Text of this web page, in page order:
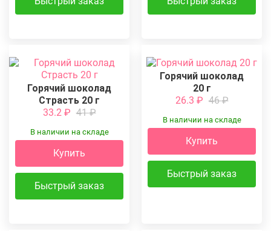
Горячий шоколад
Страсть 20 г
33.2 ₽ 41₽
В наличии на складе
Купить
Быстрый заказ
Горячий шоколад
20 г
26.3 ₽ 46₽
В наличии на складе
Купить
Быстрый заказ